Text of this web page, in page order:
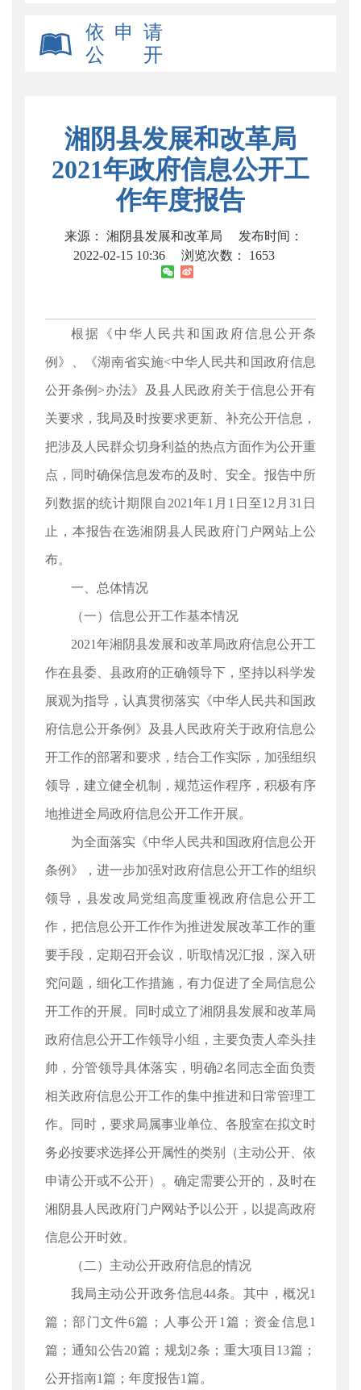
依 申 请
公 开
湘阴县发展和改革局
2021年政府信息公开工
作年度报告
来源： 湘阴县发展和改革局
发布时间：
2022-02-15 10:36
浏览次数： 1653
根据《中华人民共和国政府信息公开条
例》、《湖南省实施<中华人民共和国政府信息
公开条例>办法》及县人民政府关于信息公开有
关要求，我局及时按要求更新、补充公开信息，
把涉及人民群众切身利益的热点方面作为公开重
点，同时确保信息发布的及时、安全。报告中所
列数据的统计期限自2021年1月1日至12月31日
止，本报告在选湘阴县人民政府门户网站上公
布。
一、总体情况
（一）信息公开工作基本情况
2021年湘阴县发展和改革局政府信息公开工
作在县委、县政府的正确领导下，坚持以科学发
展观为指导，认真贯彻落实《中华人民共和国政
府信息公开条例》及县人民政府关于政府信息公
开工作的部署和要求，结合工作实际，加强组织
领导，建立健全机制，规范运作程序，积极有序
地推进全局政府信息公开工作开展。
为全面落实《中华人民共和国政府信息公开
条例》，进一步加强对政府信息公开工作的组织
领导，县发改局党组高度重视政府信息公开工
作，把信息公开工作作为推进发展改革工作的重
要手段，定期召开会议，听取情况汇报，深入研
究问题，细化工作措施，有力促进了全局信息公
开工作的开展。同时成立了湘阴县发展和改革局
政府信息公开工作领导小组，主要负责人牵头挂
帅，分管领导具体落实，明确2名同志全面负责
相关政府信息公开工作的集中推进和日常管理工
作。同时，要求局属事业单位、各股室在拟文时
务必按要求选择公开属性的类别（主动公开、依
申请公开或不公开）。确定需要公开的，及时在
湘阴县人民政府门户网站予以公开，以提高政府
信息公开时效。
（二）主动公开政府信息的情况
我局主动公开政务信息44条。其中，概况1
篇；部门文件6篇；人事公开1篇；资金信息1
篇；通知公告20篇；规划2条；重大项目13篇；
公开指南1篇；年度报告1篇。